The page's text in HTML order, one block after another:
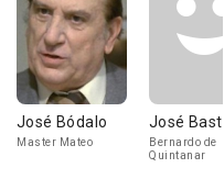
José Bódalo
Master Mateo
José
Bernardo de
Quintanar